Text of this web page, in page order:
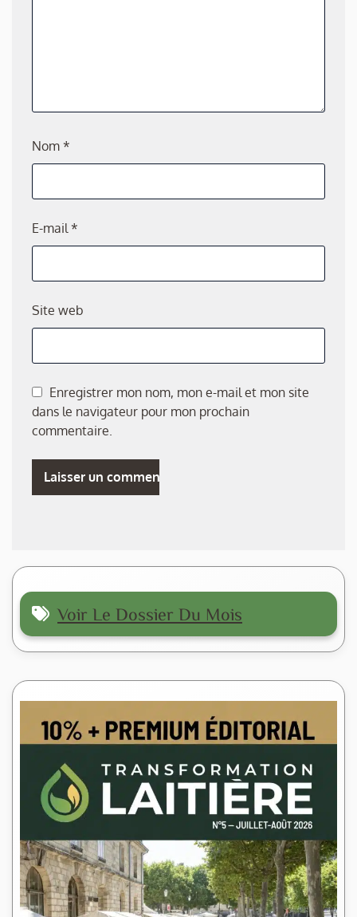
Nom *
E-mail *
Site web
Enregistrer mon nom, mon e-mail et mon site
dans le navigateur pour mon prochain
commentaire.
Voir Le Dossier Du Mois